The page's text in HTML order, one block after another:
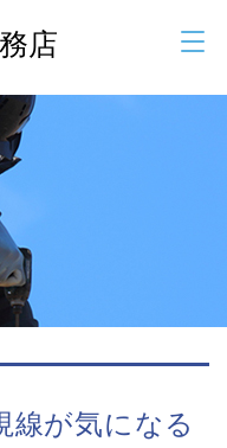
線が気になる